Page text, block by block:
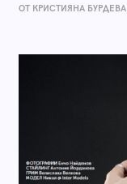
ОТ КРИСТИЯНА БУРДЕВА